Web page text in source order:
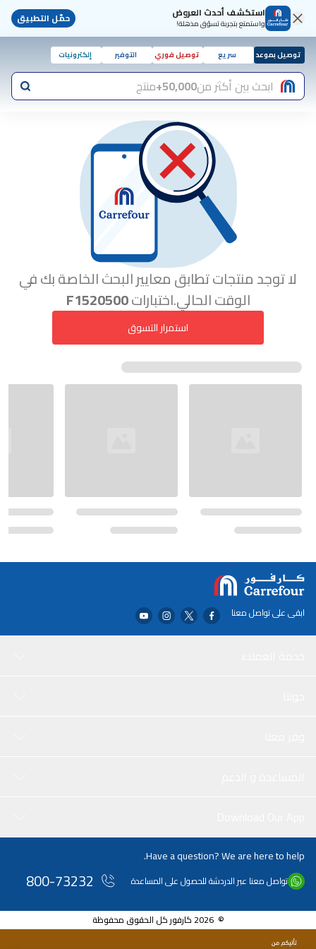
استكشف أحدث العروض
واستمتع بتجربة تسوّق مذهلة! حمّل التطبيق
توصيل بموعد سريع توصيل فوري التوفير إلكترونيات
ابحث بين أكثر من50,000+ منتج
لا توجد منتجات تطابق معايير البحث الخاصة بك في
الوقت الحالي.اختباراتF1520500
استمرار التسوق
ابقى على تواصل معنا
Have a question? We are here to help.
تواصل معنا عبر الدردشة للحصول على المساعدة 800-73232
© 2026 كارفور كل الحقوق محفوظة